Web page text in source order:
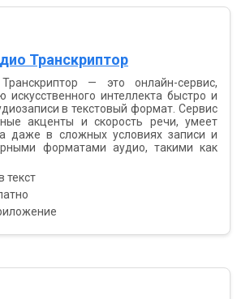
Транскриптор
— это онлайн-сервис,
интеллекта быстро и
в текстовый формат. Сервис
акценты и скорость речи, умеет
даже в сложных условиях записи и
форматами аудио, такими как
текст